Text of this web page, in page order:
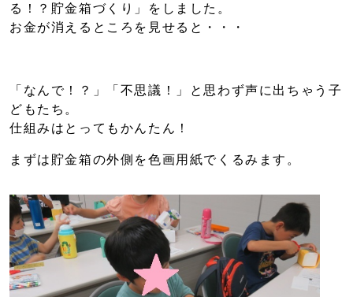
る！？貯金箱づくり」をしました。
お金が消えるところを見せると・・・
「なんで！？」「不思議！」と思わず声に出ちゃう子
どもたち。
仕組みはとってもかんたん！
まずは貯金箱の外側を色画用紙でくるみます。